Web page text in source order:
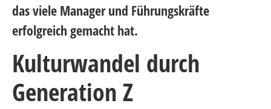
das viele Manager und Führungskräfte
erfolgreich gemacht hat.
Kulturwandel durch
Generation Z